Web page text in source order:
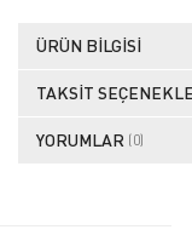
ÜRÜN BILGISI
TAKSIT
YORUMLAR (0)